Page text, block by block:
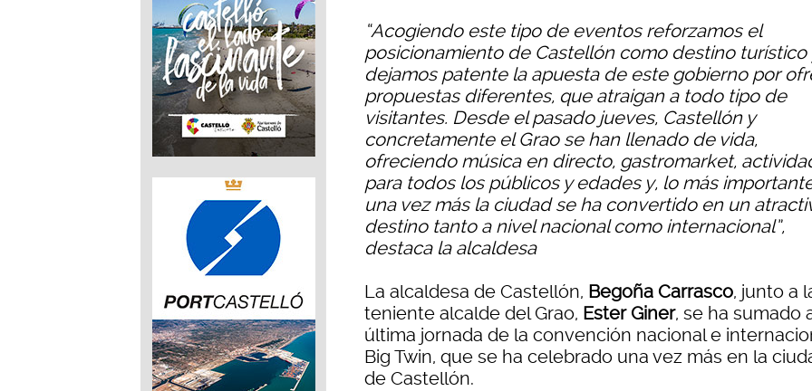
“Acogiendo este tipo de eventos reforzamos el
posicionamiento de Castellón como destino turístico
dejamos patente la apuesta de este gobierno por
propuestas diferentes, que atraigan a todo tipo de
visitantes. Desde el pasado jueves, Castellón y
concretamente el Grao se han llenado de vida,
ofreciendo música en directo, gastromarket,
para todos los públicos y edades y, lo más
una vez más la ciudad se ha convertido en un
destino tanto a nivel nacional como internacional”,
destaca la alcaldesa
La alcaldesa de Castellón, Begoña Carrasco, junto a
teniente alcalde del Grao, Ester Giner, se ha sumado
última jornada de la convención nacional e
Big Twin, que se ha celebrado una vez más en la
de Castellón.